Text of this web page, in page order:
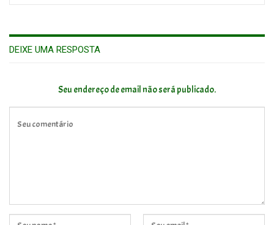
DEIXE UMA RESPOSTA
Seu endereço de email não será publicado.